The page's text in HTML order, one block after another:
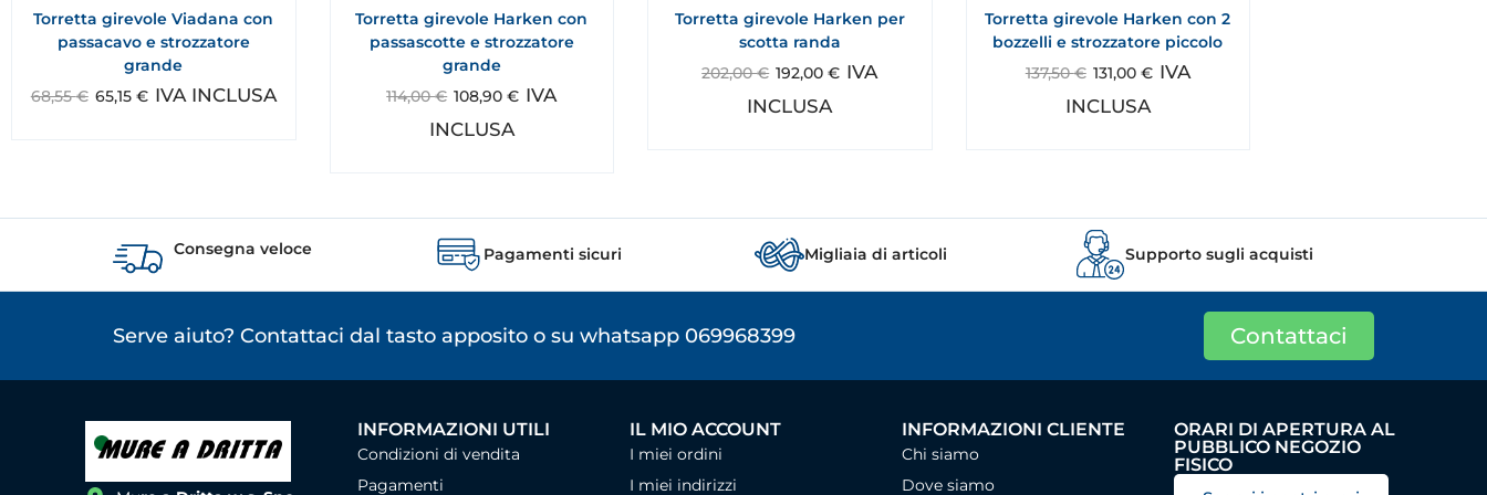
Torretta girevole Viadana con
passacavo e strozzatore
grande
68,55€ 65,15 € IVA INCLUSA
Torretta girevole Harken con
passascotte e strozzatore
grande
114,00€ 108,90€ IVA
INCLUSA
Torretta girevole Harken per
scotta randa
202,00€ 192,00€ IVA
INCLUSA
Torretta girevole Harken con 2
bozzelli e strozzatore piccolo
137,50€ 131,00 € IVA
INCLUSA
Consegna veloce Pagamenti sicuri Migliaia di articoli Supporto sugli acquisti
Serve aiuto? Contattaci dal tasto apposito o su whatsapp 069968399 Contattaci
INFORMAZIONI UTILI
Condizioni di vendita
Pagamenti
IL MIO ACCOUNT
I miei ordini
I miei indirizzi
INFORMAZIONI CLIENTE
Chi siamo
Dove siamo
ORARI DI APERTURA AL
PUBBLICO NEGOZIO
FISICO